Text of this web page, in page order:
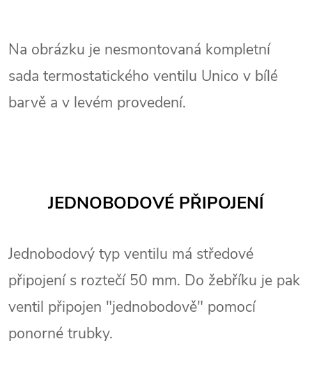
Na obrázku je nesmontovaná kompletní
sada termostatického ventilu Unico v bílé
barvě a v levém provedení.
JEDNOBODOVÉ PŘIPOJENÍ
Jednobodový typ ventilu má středové
připojení s roztečí 50 mm. Do žebříku je pak
ventil připojen "jednobodově" pomocí
ponorné trubky.